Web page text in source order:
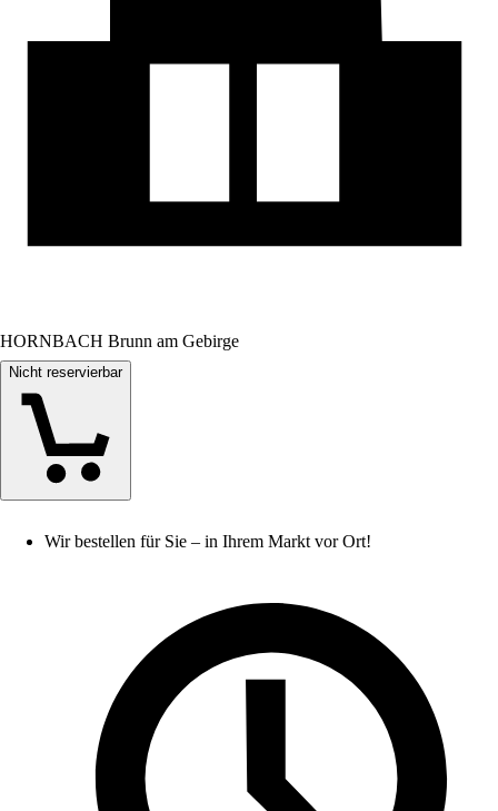
HORNBACH Brunn am Gebirge
Nicht reservierbar
Wir bestellen für Sie – in Ihrem Markt vor Ort!